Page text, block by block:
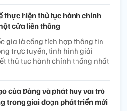
thực hiện thủ tục hành chính
cửa liên thông
gia là cổng tích hợp thông tin
trực tuyến, tình hình giải
thủ tục hành chính thống nhất
của Đảng và phát huy vai trò
trong giai đoạn phát triển mới